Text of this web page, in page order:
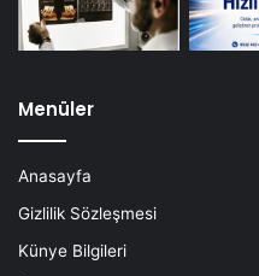
Menüler
Anasayfa
Gizlilik Sözleşmesi
Künye Bilgileri